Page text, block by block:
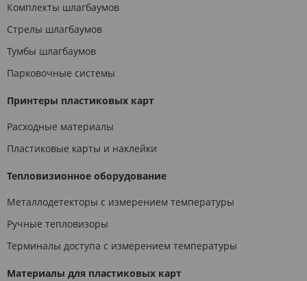
Комплекты шлагбаумов
Стрелы шлагбаумов
Тумбы шлагбаумов
Парковочные системы
Принтеры пластиковых карт
Расходные материалы
Пластиковые карты и наклейки
Тепловизионное оборудование
Металлодетекторы с измерением температуры
Ручные тепловизоры
Терминалы доступа с измерением температуры
Материалы для пластиковых карт